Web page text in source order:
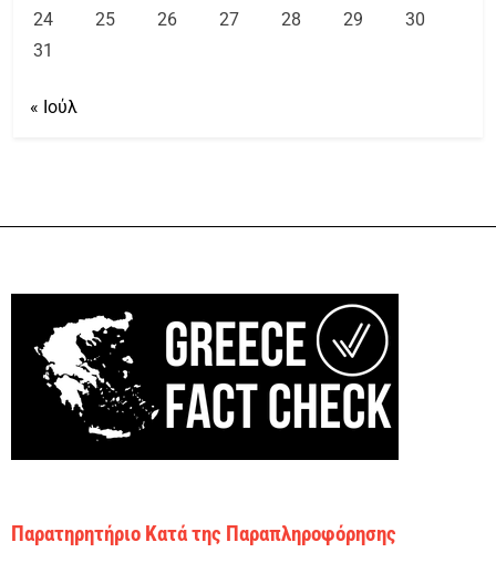
24
25 26 27 28 29
30
31
« Ιούλ
Παρατηρητήριο Κατά της Παραπληροφόρησης